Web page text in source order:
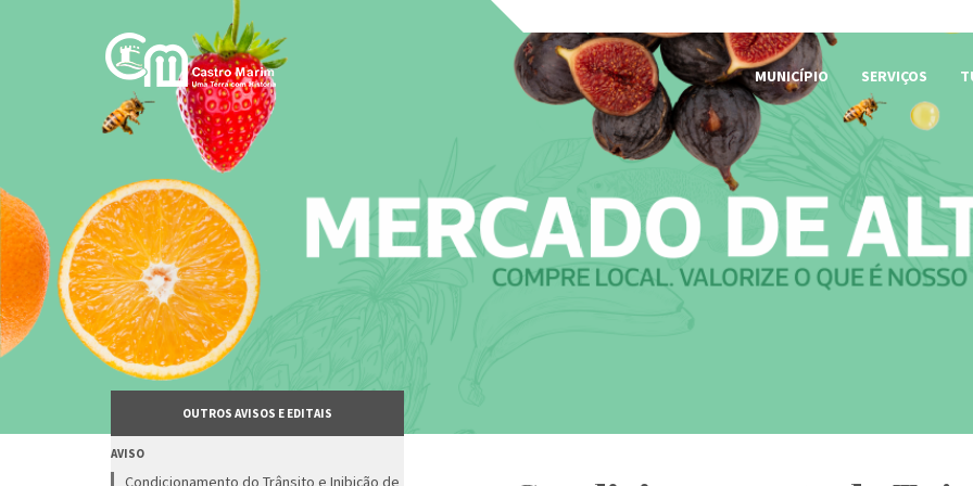
MUNICÍPIO
SERVIÇOS
OUTROS AVISOS E EDITAIS
AVISO
Condicionamento do Trânsito e Inibição de